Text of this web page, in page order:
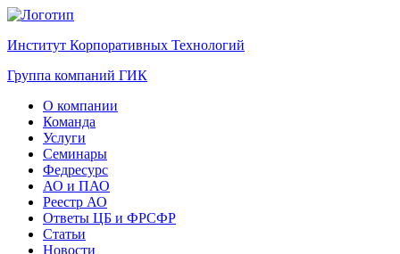
Институт Корпоративных Технологий
Группа компаний ГИК
О компании
Команда
Услуги
Семинары
Федресурс
АО и ПАО
Реестр АО
Ответы ЦБ и ФРСФР
Статьи
Новости